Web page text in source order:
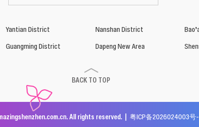
Yantian District Nanshan District
Guangming District Dapeng New Area
BACK TO TOP
All rights reserved. | 粤ICP备2026024003号